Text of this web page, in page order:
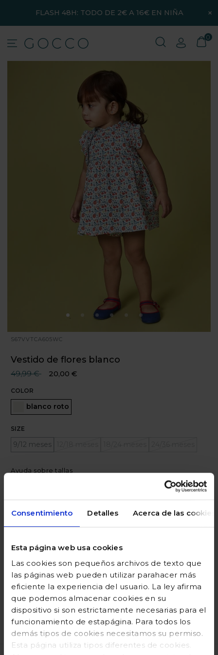
Consentimiento Detalles Acerca de las cookies
Esta página web usa cookies
Las cookies son pequeños archivos de texto que
las páginas web pueden utilizar parahacer más
eficiente la experiencia del usuario. La ley afirma
que podemos almacenar cookies en su
dispositivo si son estrictamente necesarias para el
funcionamiento de estapágina. Para todos los
demás tipos de cookies necesitamos su permiso.
Esta página utiliza tipos diferentes de cookies.
FLASH 48H: TODO DE 2€ A 16€ EN NIÑA ×
0
S67VVTCA605WC
Vestido de flores blanco
Precio reducido desde
49,99 €hasta
20,00 €
COLOR
blanco roto
Seleccionado
SIZE
9/12 meses
Ayuda sobre tallas
DESCRIPCIÓN
COMPOSICIÓN
GUÍA DE TALLAS
DEVOLUCIONES